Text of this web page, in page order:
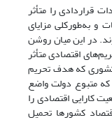
قراردادی را متأثر
و به‌طور‌کلی مزایای
در این میان روشن
اقتصادی متأثر
کشوری که هدف تحریم
متبوع دولت واضع
کارایی اقتصادی را
کشورها تحمیل